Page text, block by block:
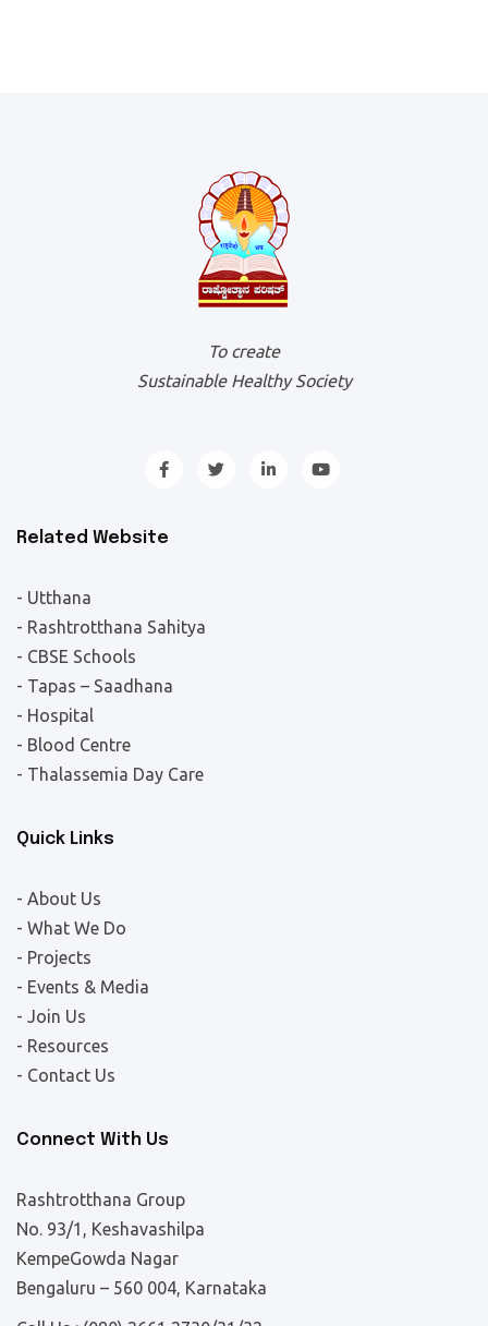
To create
Sustainable Healthy Society
Related Website
- Utthana
- Rashtrotthana Sahitya
- CBSE Schools
- Tapas – Saadhana
- Hospital
- Blood Centre
- Thalassemia Day Care
Quick Links
- About Us
- What We Do
- Projects
- Events & Media
- Join Us
- Resources
- Contact Us
Connect With Us
Rashtrotthana Group
No. 93/1, Keshavashilpa
KempeGowda Nagar
Bengaluru – 560 004, Karnataka